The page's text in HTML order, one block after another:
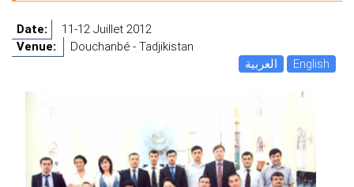
Date:
11-12 Juillet 2012
Venue:
Douchanbé - Tadjikistan
العربية
English